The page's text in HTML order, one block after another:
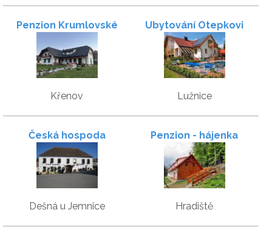
Penzion Krumlovské
rozcestí
Křenov
Ubytování Otepkovi
Lužnice
Česká hospoda
Dešná u Jemnice
Penzion - hájenka
hraběte Buquoye
Hradiště